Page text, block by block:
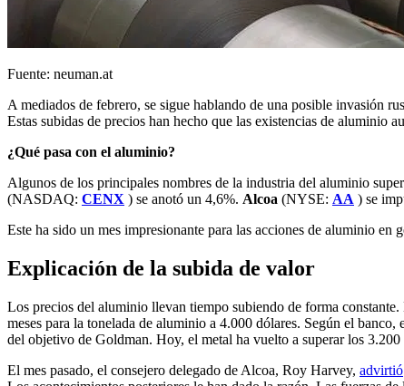
Fuente: neuman.at
A mediados de febrero, se sigue hablando de una posible invasión
Estas subidas de precios han hecho que las existencias de aluminio
¿Qué pasa con el aluminio?
Algunos de los principales nombres de la industria del aluminio
(NASDAQ: CENX ) se anotó un 4,6%. Alcoa (NYSE: AA ) se
Este ha sido un mes impresionante para las acciones de aluminio
Explicación de la subida de valor
Los precios del aluminio llevan tiempo subiendo de forma constante.
meses para la tonelada de aluminio a 4.000 dólares. Según el
del objetivo de Goldman. Hoy, el metal ha vuelto a superar los 3.200
El mes pasado, el consejero delegado de Alcoa, Roy Harvey, advirtió